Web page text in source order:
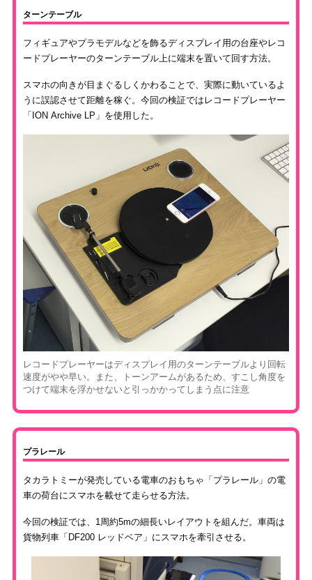
ターンテーブル
フィギュアやプラモデルなどを飾るディスプレイ用の台座やレコ
ードプレーヤーのターンテーブル上に端末を置いて回す方法。
スマホの向きが目まぐるしくかわることで、実際に動いているよ
うに誤認させて距離を稼ぐ。今回の検証ではレコードプレーヤー
「ION Archive LP」を使用した。
レコードプレーヤーはディスプレイ用のターンテーブルより回転
速度がやや早い。また、トーンアームがあるため、すこし角度を
つけて端末を浮かせないと引っかかってしまう点に注意
プラレール
タカラトミーが発売している電車のおもちゃ「プラレール」の電
車の荷台にスマホを載せて走らせる方法。
今回の検証では、1周約5mの細長いレイアウトを組んだ。車両は
貨物列車「DF200 レッドベア」にスマホを牽引させる。